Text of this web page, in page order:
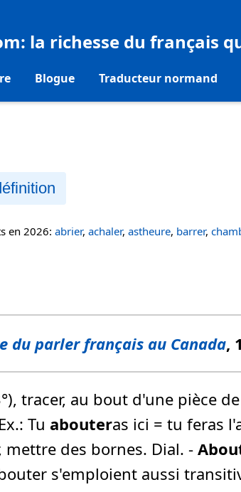
: la richesse du français
Blogue Traducteur normand
en 2026: abrier, achaler, astheure, barrer,
du parler français au Canada,
tracer, au bout d'une pièce
Tu abouteras ici = tu feras
mettre des bornes. Dial. -
s'emploient aussi